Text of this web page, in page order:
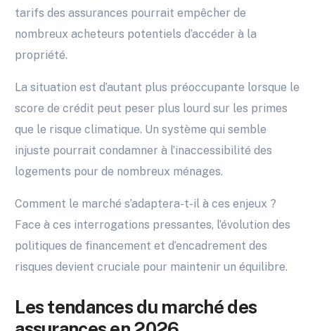
tarifs des assurances pourrait empêcher de
nombreux acheteurs potentiels d’accéder à la
propriété.
La situation est d’autant plus préoccupante lorsque le
score de crédit peut peser plus lourd sur les primes
que le risque climatique. Un système qui semble
injuste pourrait condamner à l’inaccessibilité des
logements pour de nombreux ménages.
Comment le marché s’adaptera-t-il à ces enjeux ?
Face à ces interrogations pressantes, l’évolution des
politiques de financement et d’encadrement des
risques devient cruciale pour maintenir un équilibre.
Les tendances du marché des